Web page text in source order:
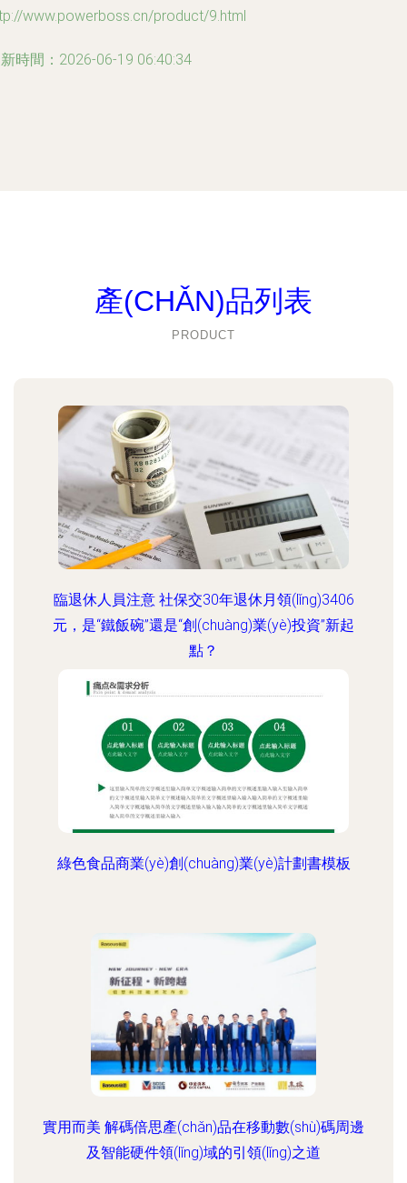
www.powerboss.cn/product/9.html
時間：2026-06-19 06:40:34
產(CHǍN)品列表
PRODUCT
臨退休人員注意 社保交30年退休月領(lǐng)3406
元，是“鐵飯碗”還是“創(chuàng)業(yè)投資”新起
點？
綠色食品商業(yè)創(chuàng)業(yè)計劃書模板
實用而美 解碼倍思產(chǎn)品在移動數(shù)碼周邊
及智能硬件領(lǐng)域的引領(lǐng)之道